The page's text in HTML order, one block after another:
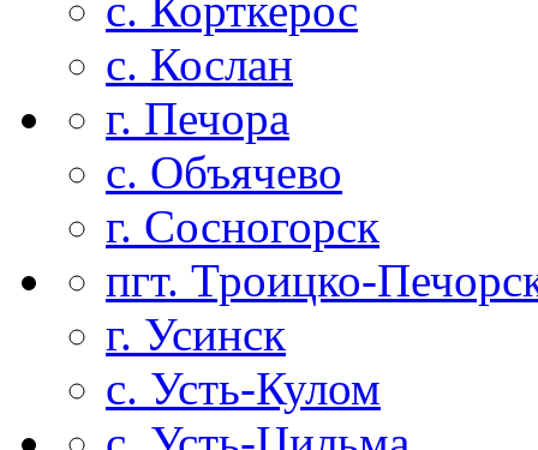
с. Кослан
г. Печора
с. Объячево
г. Сосногорск
пгт. Троицко-
г. Усинск
с. Усть-Кулом